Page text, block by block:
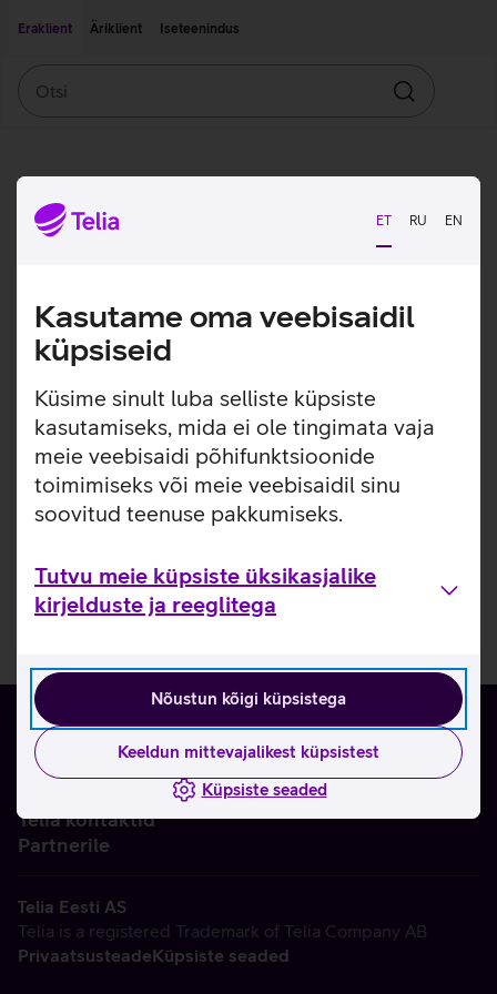
ET RU EN
Kasutame oma veebisaidil
küpsiseid
Küsime sinult luba selliste küpsiste
kasutamiseks, mida ei ole tingimata vaja
meie veebisaidi põhifunktsioonide
toimimiseks või meie veebisaidil sinu
soovitud teenuse pakkumiseks.
Tutvu meie küpsiste üksikasjalike
kirjelduste ja reeglitega
Nõustun kõigi küpsistega
Keeldun mittevajalikest küpsistest
Küpsiste seaded
Eraklient
Äriklient Iseteenindus
Otsin
Telia kontaktid
Partnerile
Telia Eesti AS
Telia is a registered Trademark of Telia Company AB
PrivaatsusteadeKüpsiste seaded